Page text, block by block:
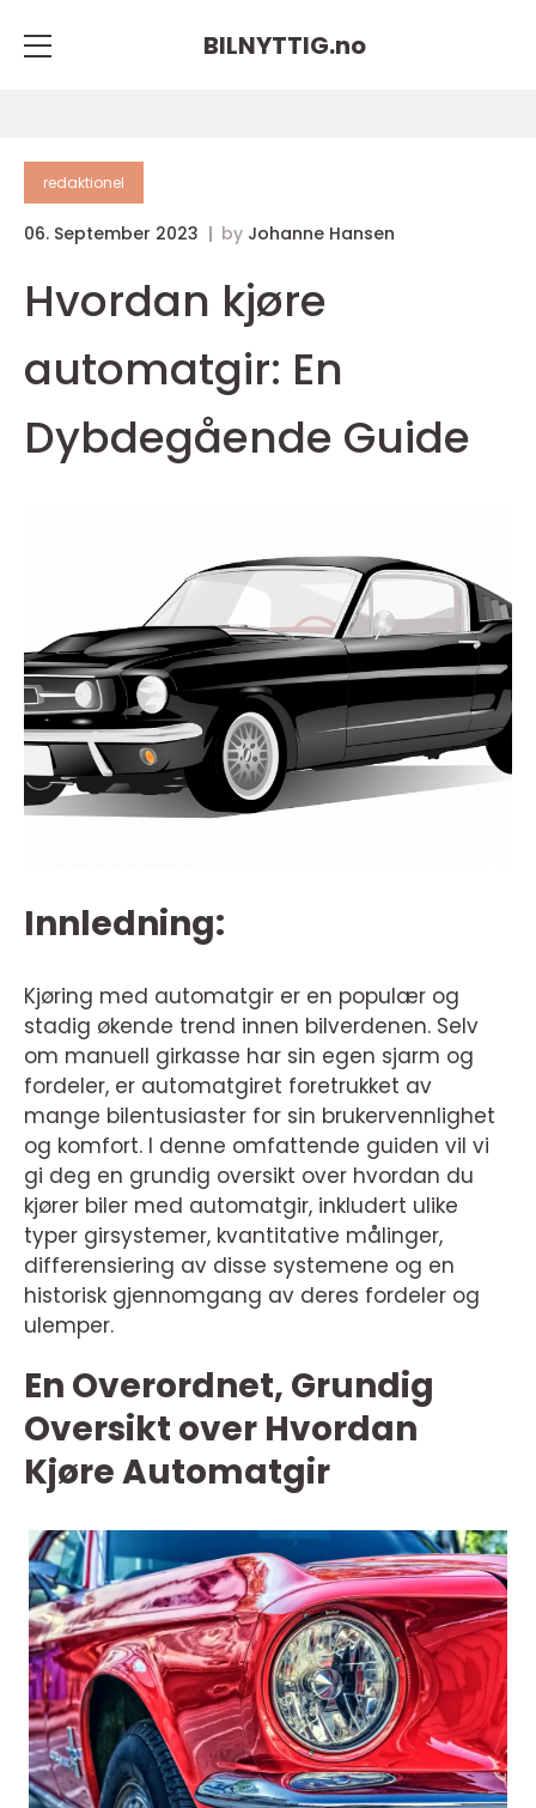
BILNYTTIG.no
redaktionel
06. September 2023 by Johanne Hansen
Hvordan kjøre
automatgir: En
Dybdegående Guide
Innledning:
Kjøring med automatgir er en populær og
stadig økende trend innen bilverdenen. Selv
om manuell girkasse har sin egen sjarm og
fordeler, er automatgiret foretrukket av
mange bilentusiaster for sin brukervennlighet
og komfort. I denne omfattende guiden vil vi
gi deg en grundig oversikt over hvordan du
kjører biler med automatgir, inkludert ulike
typer girsystemer, kvantitative målinger,
differensiering av disse systemene og en
historisk gjennomgang av deres fordeler og
ulemper.
En Overordnet, Grundig
Oversikt over Hvordan
Kjøre Automatgir